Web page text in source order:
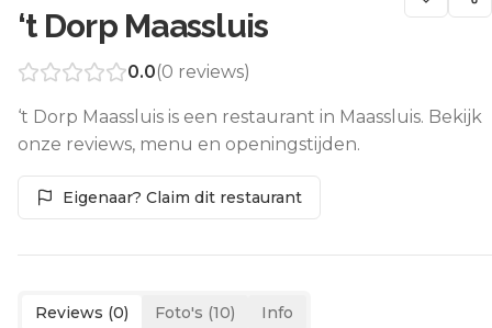
‘t Dorp Maassluis
0.0(0 reviews)
‘t Dorp Maassluis is een restaurant in Maassluis. Bekijk
onze reviews, menu en openingstijden.
Eigenaar? Claim dit restaurant
Reviews (0) Foto's (10) Info